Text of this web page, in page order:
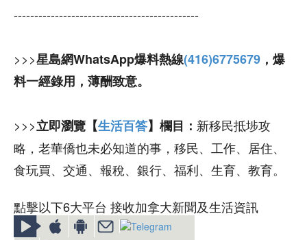
---------------------------------------------
>>>星島網WhatsApp爆料熱線(416)6775679 ，爆
料一經錄用，薄酬致意。
>>>立即瀏覽【生活百答】欄目： 新移民抵埗攻
略，老華僑也未必知道的事，移民、工作、居住、
食玩買、交通、報稅、銀行、福利、生育、教育。
點擊以下6大平台 接收加拿大新聞及生活資訊